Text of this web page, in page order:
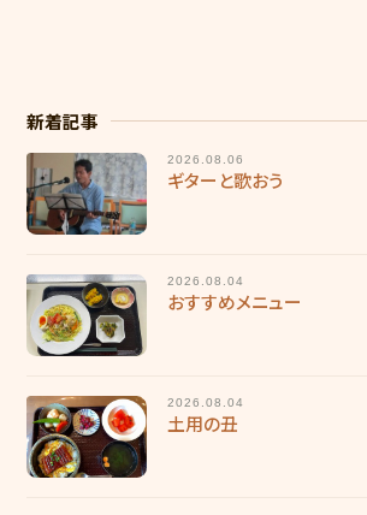
サービス・施設
ケアハウス ヴィラ東山苑
グリーンヒルズ東山
グループホーム 花みずき
ケアレジデンス東山
きさらぎデイサービスセンター
デイサービスセンター野の花
新着記事
2026.08.06
ギターと歌おう
2026.08.04
おすすめメニュー
2026.08.04
土用の丑